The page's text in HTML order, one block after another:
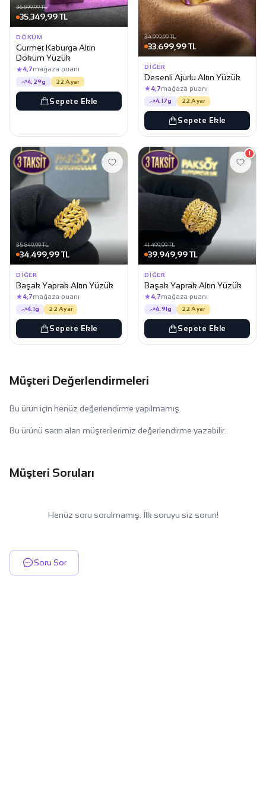
36.699,99 TL
35.349,99 TL
DÖKÜM
Gurmet Kaburga Altın
Döküm Yüzük
★4,7mağaza puanı
4.29g 22 Ayar
Sepete Ekle
34.999,99 TL
33.699,99 TL
DIĞER
Desenli Ajurlu Altın Yüzük
★4,7mağaza puanı
4.17g 22 Ayar
Sepete Ekle
35.849,99 TL
34.499,99 TL
DIĞER
Başak Yaprak Altın Yüzük
★4,7mağaza puanı
4.1g 22 Ayar
Sepete Ekle
41.499,99 TL
39.949,99 TL
1
DIĞER
Başak Yaprak Altın Yüzük
★4,7mağaza puanı
4.91g 22 Ayar
Sepete Ekle
Müşteri Değerlendirmeleri
Bu ürün için henüz değerlendirme yapılmamış.
Bu ürünü satın alan müşterilerimiz değerlendirme yazabilir.
Müşteri Soruları
Henüz soru sorulmamış. İlk soruyu siz sorun!
Soru Sor